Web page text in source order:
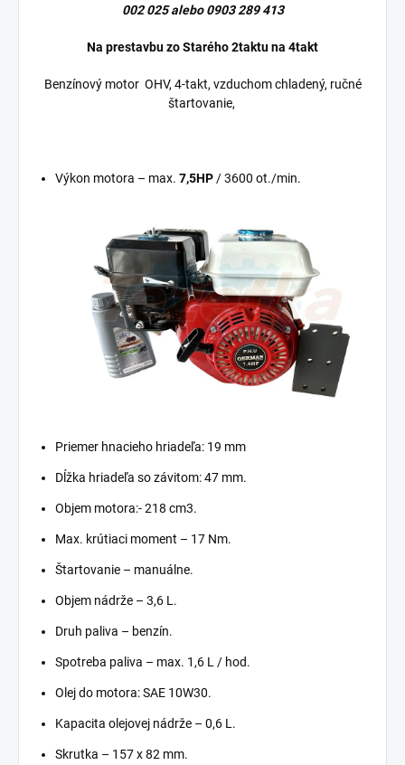
002 025 alebo0903 289 413
Na prestavbu zo Starého 2taktu na 4takt
Benzínový motor OHV, 4-takt, vzduchom chladený, ručné
štartovanie,
Výkon motora – max. 7,5HP/ 3600 ot./min.
Priemer hnacieho hriadeľa: 19 mm
Dĺžka hriadeľa so závitom: 47 mm.
Objem motora:- 218 cm3.
Max. krútiaci moment – 17 Nm.
Štartovanie – manuálne.
Objem nádrže – 3,6 L.
Druh paliva – benzín.
Spotreba paliva – max. 1,6 L / hod.
Olej do motora: SAE 10W30.
Kapacita olejovej nádrže – 0,6 L.
Skrutka – 157 x 82 mm.